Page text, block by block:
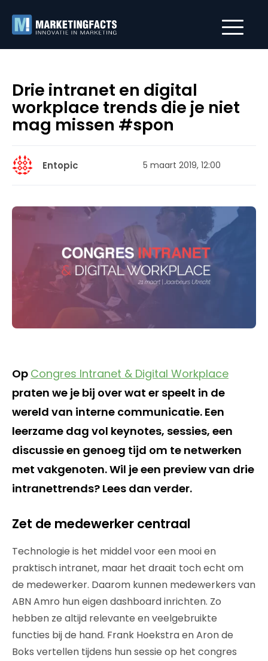
Drie intranet en digital
workplace trends die je niet
mag missen #spon
Entopic 5 maart 2019, 12:00
Op Congres Intranet & Digital Workplace
praten we je bij over wat er speelt in de
wereld van interne communicatie. Een
leerzame dag vol keynotes, sessies, een
discussie en genoeg tijd om te netwerken
met vakgenoten. Wil je een preview van drie
intranettrends? Lees dan verder.
Zet de medewerker centraal
Technologie is het middel voor een mooi en
praktisch intranet, maar het draait toch echt om
de medewerker. Daarom kunnen medewerkers van
ABN Amro hun eigen dashboard inrichten. Zo
hebben ze altijd relevante en veelgebruikte
functies bij de hand. Frank Hoekstra en Aron de
Boks vertellen tijdens hun sessie op het congres